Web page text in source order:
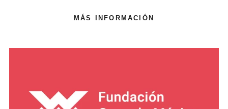
MÁS INFORMACIÓN